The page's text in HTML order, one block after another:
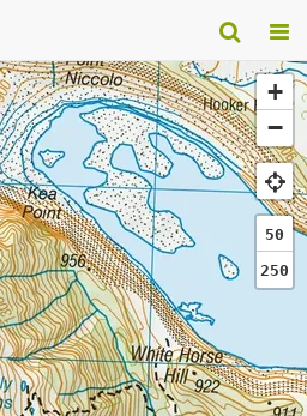
+
−
50
250